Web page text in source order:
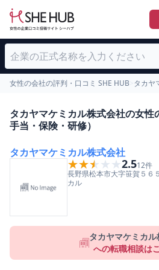
女性の会社の評判・口コミ SHE HUB タカヤ
タカヤマケミカル株式会社の女
手当・保険・研修）
タカヤマケミカル株式会社
★★★★★
★★★★★2.512件
長野県松本市大字笹賀５６
カル
タカヤマケミカ
への転職相談は